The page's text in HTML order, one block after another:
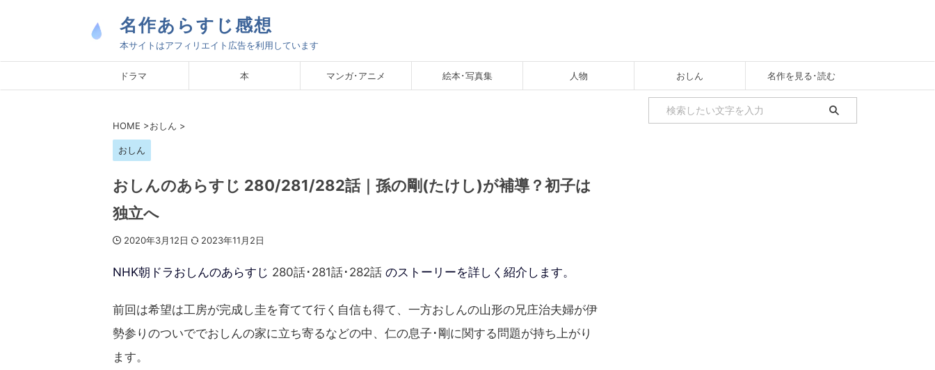
名作あらすじ感想
本サイトはアフィリエイト広告を利用しています
ドラマ 本 マンガ･アニメ 絵本･写真集 人物 おしん 名作を見る･読む
HOME >おしん >
おしん
おしんのあらすじ 280/281/282話｜孫の剛(たけし)が補導？初子は
独立へ
2020年3月12日 2023年11月2日
NHK朝ドラおしんのあらすじ 280話･281話･282話 のストーリーを詳しく紹介します。
前回は希望は工房が完成し圭を育てて行く自信も得て、一方おしんの山形の兄庄治夫婦が伊
勢参りのついででおしんの家に立ち寄るなどの中、仁の息子･剛に関する問題が持ち上がり
ます。